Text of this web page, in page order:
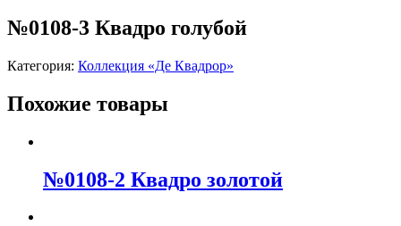
№0108-3 Квадро голубой
Категория: Коллекция «Де Квадрор»
Похожие товары
№0108-2 Квадро золотой